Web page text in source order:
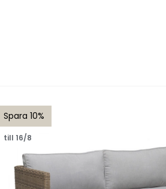
Spara 10%
till 16/8